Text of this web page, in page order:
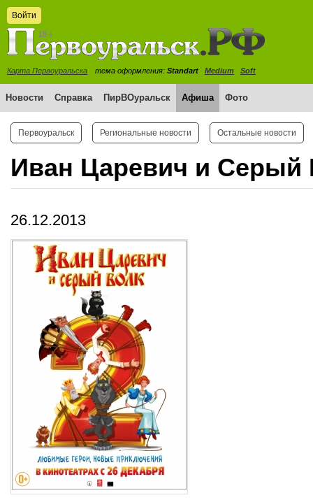
Войти
Карта Первоуральска тема оформления: Standart Medium Soft
Новости Справка ПирВОуральск Афиша Фото
Первоуральск Региональные новости Остальные новости
Иван Царевич и Серый
26.12.2013